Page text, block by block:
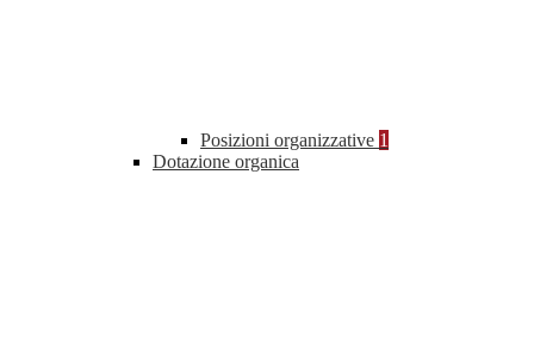
Posizioni organizzative 1
Dotazione organica